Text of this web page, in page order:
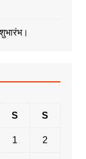
S S
1 2